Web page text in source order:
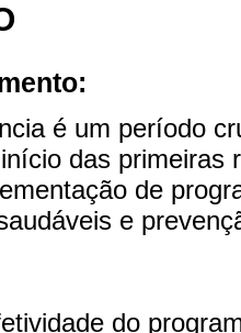
é um período
das primeiras
de
e
do